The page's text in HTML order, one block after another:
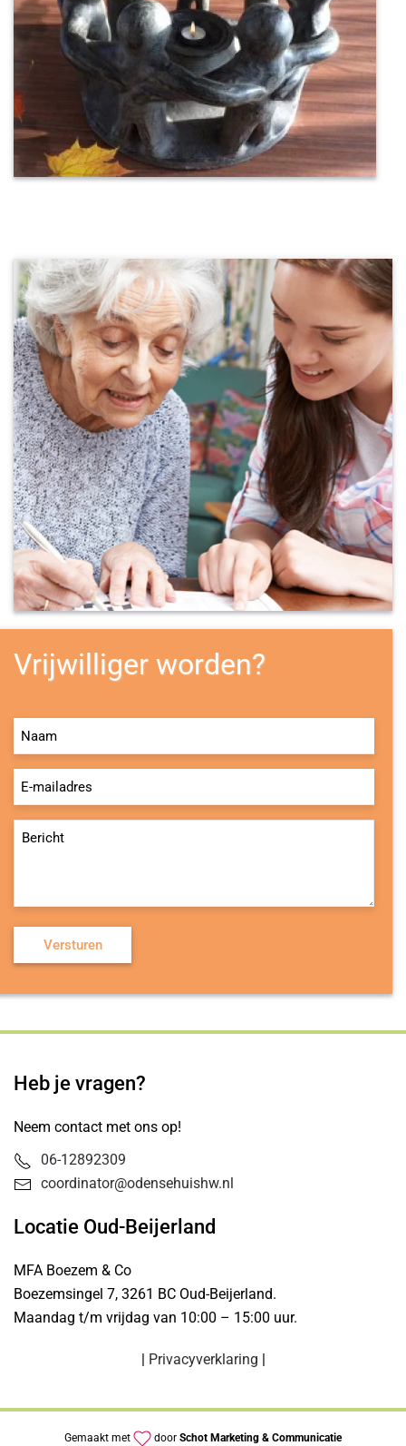
Vrijwilliger worden?
Naam
(Vereist)
E-
mailadres
Bericht
Heb je vragen?
Neem contact met ons op!
06-12892309
coordinator@odensehuishw.nl
Locatie Oud-Beijerland
MFA Boezem & Co
Boezemsingel 7, 3261 BC Oud-Beijerland.
Maandag t/m vrijdag van 10:00 – 15:00 uur.
| Privacyverklaring |
Gemaakt met door Schot Marketing & Communicatie